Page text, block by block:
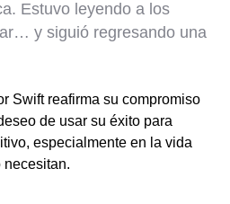
Estuvo leyendo a los
y siguió regresando una
Swift reafirma su compromiso
de usar su éxito para
especialmente en la vida
necesitan.